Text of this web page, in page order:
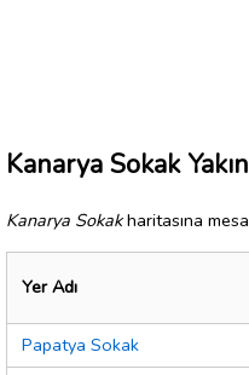
Kanarya Sokak
Kanarya Sokakharitasına
Yer Adı
Papatya Sokak